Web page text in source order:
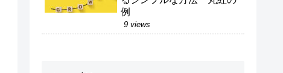
例
9 views